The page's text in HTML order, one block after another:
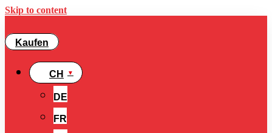
Skip to content
Kaufen
CH
DE
FR